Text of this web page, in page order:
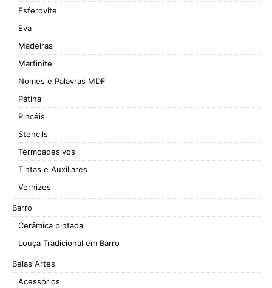
Esferovite
Eva
Madeiras
Marfinite
Nomes e Palavras MDF
Pátina
Pincéis
Stencils
Termoadesivos
Tintas e Auxiliares
Vernizes
Barro
Cerâmica pintada
Louça Tradicional em Barro
Belas Artes
Acessórios